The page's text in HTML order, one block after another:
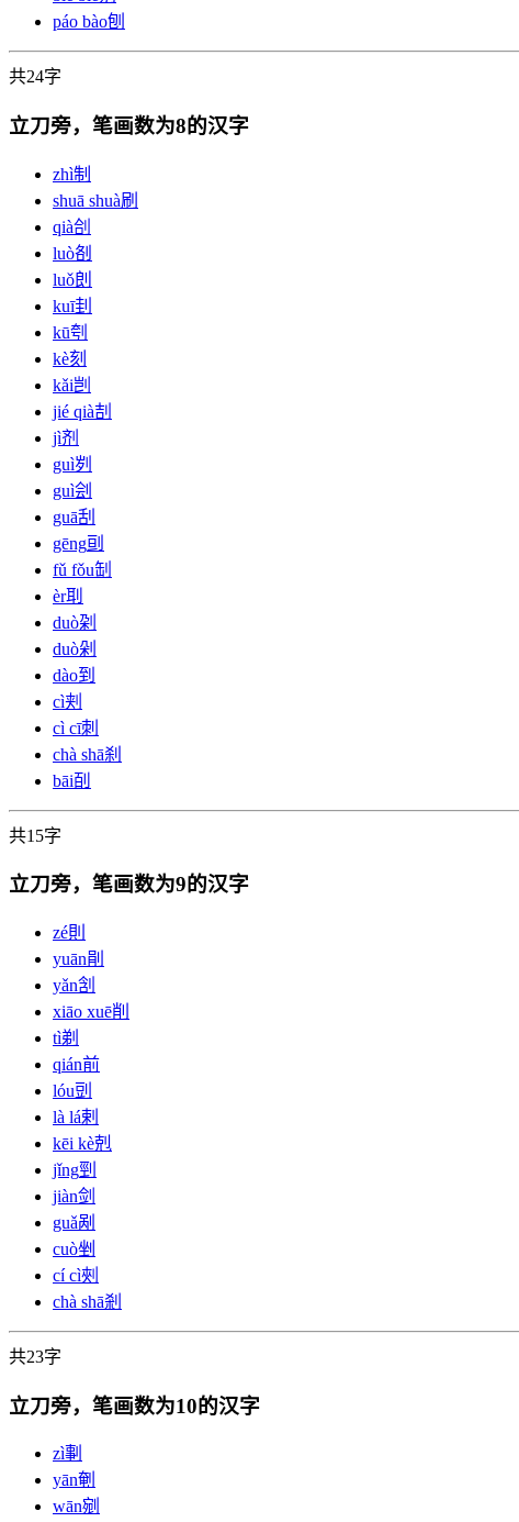
páo bào刨
共24字
立刀旁，笔画数为8的汉字
zhì制
shuā shuà刷
qià㓣
luò㓢
luǒ剆
kuī刲
kū刳
kè刻
kǎi剀
jié qià㓤
jì剂
guì刿
guì刽
guā刮
gēng刯
fǔ fǒu㓡
èr刵
duò刴
duò剁
dào到
cì刾
cì cī刺
chà shā刹
bāi㓦
共15字
立刀旁，笔画数为9的汉字
zé則
yuān剈
yǎn㓧
xiāo xuē削
tì剃
qián前
lóu剅
là lá剌
kēi kè剋
jǐng剄
jiàn剑
guǎ剐
cuò剉
cí cì㓨
chà shā剎
共23字
立刀旁，笔画数为10的汉字
zì剚
yān剦
wān剜